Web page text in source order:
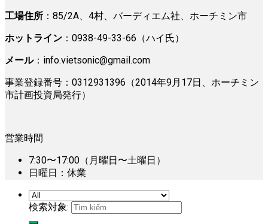
工場住所 ：85/2A、4村、バーディエム社、ホーチミン市
ホットライン ：0938-49-33-66（ハイ氏）
メール： info.vietsonic@gmail.com
事業登録番号：0312931396（2014年9月17日、ホーチミン
市計画投資局発行）
営業時間
7:30〜17:00（月曜日〜土曜日）
日曜日：休業
検索対象: